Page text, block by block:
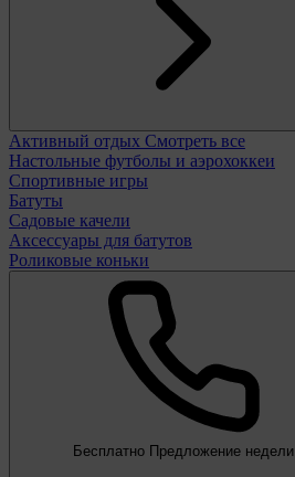
Активный отдых Смотреть все
Настольные футболы и аэрохоккеи
Спортивные игры
Батуты
Садовые качели
Аксессуары для батутов
Роликовые коньки
Бесплатно Предложение недели